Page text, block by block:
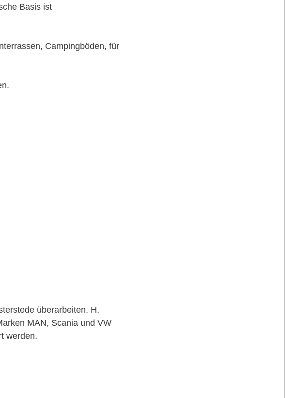
Basis ist
Campingböden, für
überarbeiten. H.
MAN, Scania und VW
werden.